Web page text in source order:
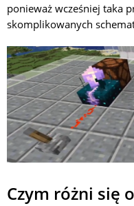
ponieważ wcześniej taka
skomplikowanych
Czym różni się